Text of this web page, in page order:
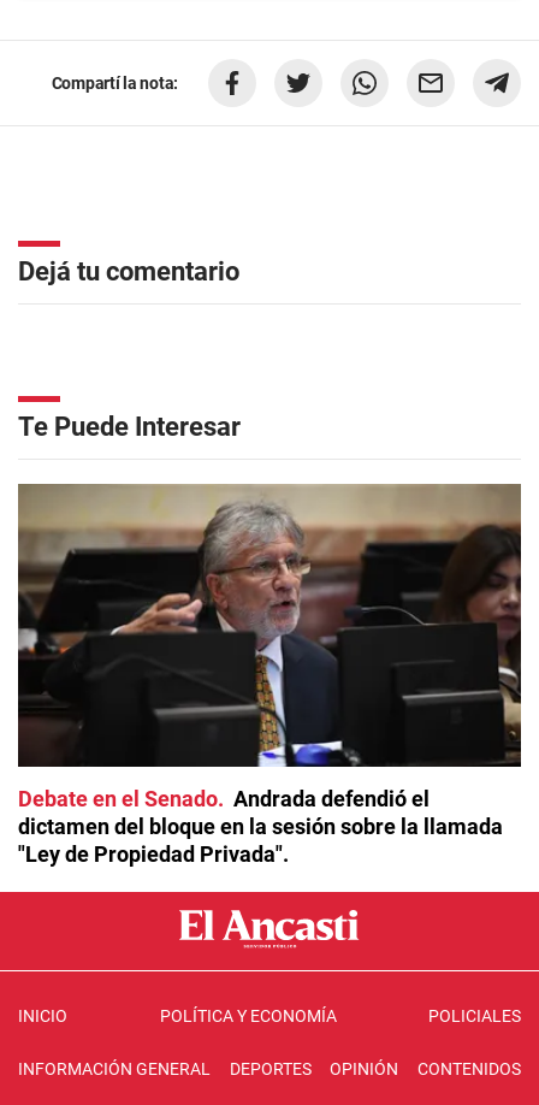
Compartí la nota:
Dejá tu comentario
Te Puede Interesar
Debate en el Senado
Andrada defendió el
dictamen del bloque en la sesión sobre la llamada
"Ley de Propiedad Privada".
INICIO POLÍTICA Y ECONOMÍA POLICIALES
INFORMACIÓN GENERAL DEPORTES OPINIÓN CONTENIDOS